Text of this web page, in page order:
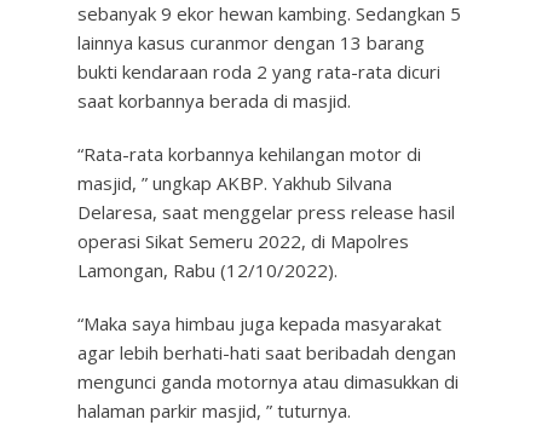
sebanyak 9 ekor hewan kambing. Sedangkan 5
lainnya kasus curanmor dengan 13 barang
bukti kendaraan roda 2 yang rata-rata dicuri
saat korbannya berada di masjid.
“Rata-rata korbannya kehilangan motor di
masjid, ” ungkap AKBP. Yakhub Silvana
Delaresa, saat menggelar press release hasil
operasi Sikat Semeru 2022, di Mapolres
Lamongan, Rabu (12/10/2022).
“Maka saya himbau juga kepada masyarakat
agar lebih berhati-hati saat beribadah dengan
mengunci ganda motornya atau dimasukkan di
halaman parkir masjid, ” tuturnya.